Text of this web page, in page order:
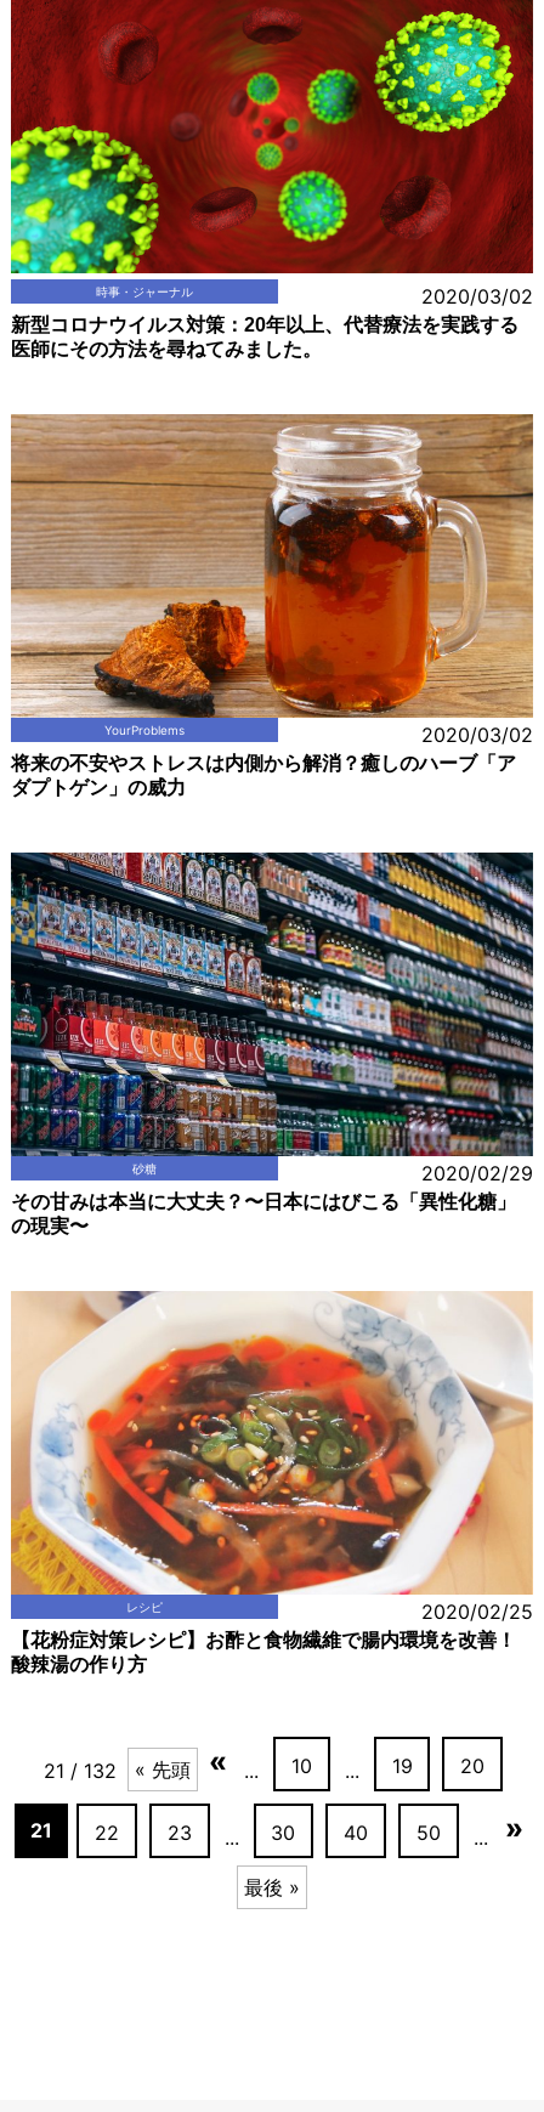
時事・ジャーナル 2020/03/02
新型コロナウイルス対策：20年以上、代替療法を実践する
医師にその方法を尋ねてみました。
YourProblems 2020/03/02
将来の不安やストレスは内側から解消？癒しのハーブ「ア
ダプトゲン」の威力
砂糖 2020/02/29
その甘みは本当に大丈夫？〜日本にはびこる「異性化糖」
の現実〜
レシピ 2020/02/25
【花粉症対策レシピ】お酢と食物繊維で腸内環境を改善！
酸辣湯の作り方
21 / 132 « 先頭 « ... 10 ... 19 20
21 22 23 ... 30 40 50 ... »
最後 »